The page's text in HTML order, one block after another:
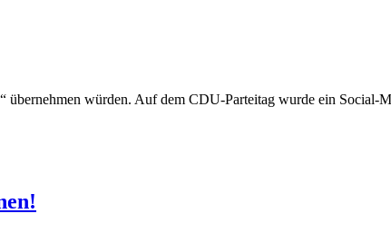
übernehmen würden. Auf dem CDU-Parteitag wurde ein Social-